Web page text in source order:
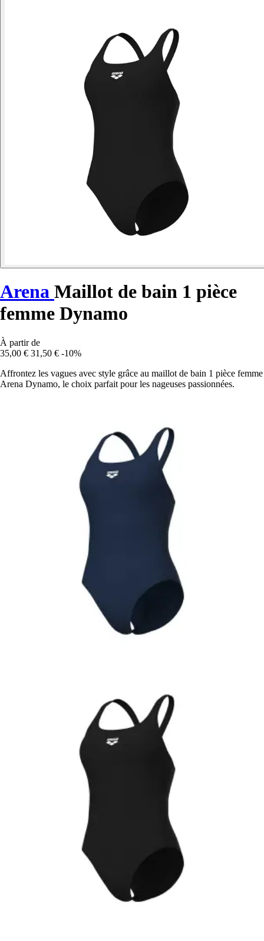
Arena Maillot de bain 1 pièce
femme Dynamo
À partir de
35,00 € 31,50 € -10%
Affrontez les vagues avec style grâce au maillot de bain 1 pièce femme
Arena Dynamo, le choix parfait pour les nageuses passionnées.